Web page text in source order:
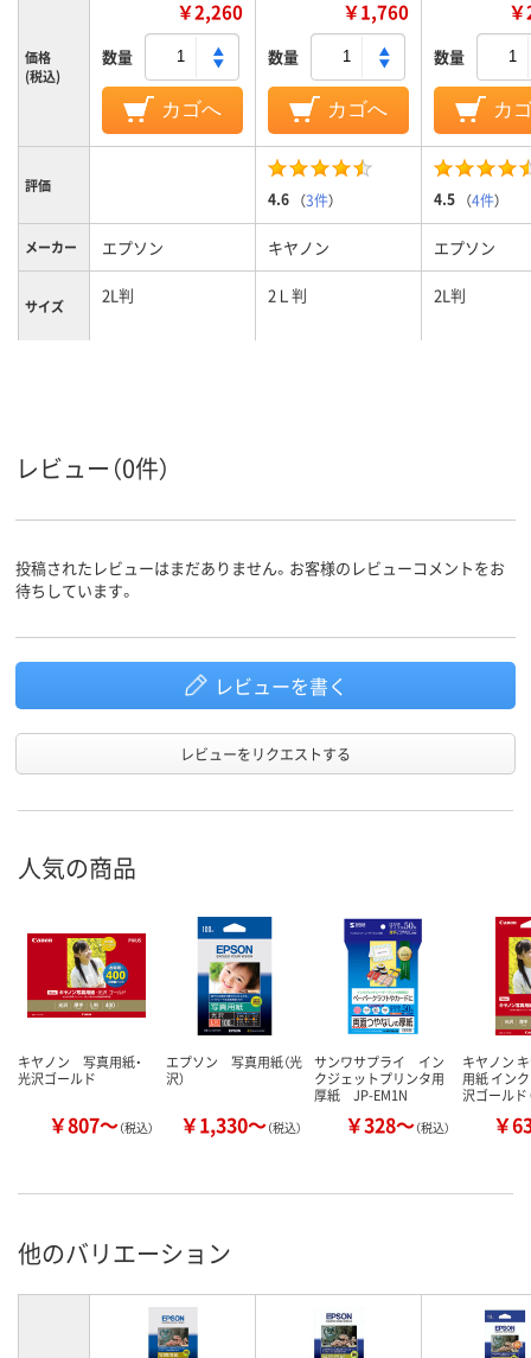
価格
(税込)
￥2,260
数量
カゴへ
￥1,760
数量
カゴへ
数量
カ
評価
4.6 （3件） 4.5 （4件）
メーカー エプソン キヤノン エプソン
サイズ 2L判 2Ｌ判 2L判
レビュー（0件）
投稿されたレビューはまだありません。お客様のレビューコメントをお
待ちしています。
レビューを書く
レビューをリクエストする
人気の商品
キヤノン 写真用紙・
光沢ゴールド
￥807～（税込）
エプソン 写真用紙（光
沢）
￥1,330～（税込）
サンワサプライ イン
クジェットプリンタ用
厚紙 JP-EM1N
￥328～（税込）
キヤノン
用紙 イン
沢ゴール
￥
他のバリエーション